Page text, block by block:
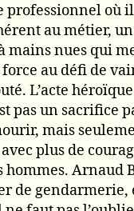
professionnel où
au métier,
mains nues qui
force au défi de
L’acte
pas un sacrifice
mais
plus de
hommes. Arnaud
de gendarmerie,